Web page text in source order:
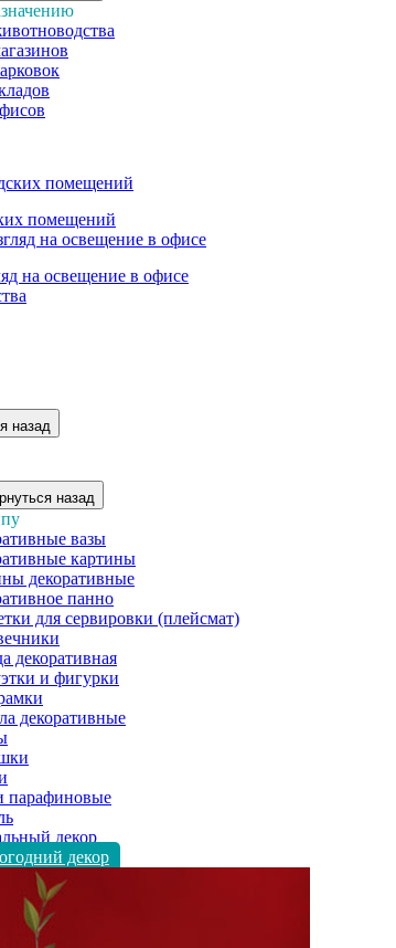
помещений
на освещение в офисе
назад
назад
вазы
картины
декоративные
панно
для сервировки (плейсмат)
декоративная
и фигурки
декоративные
парафиновые
декор
декор